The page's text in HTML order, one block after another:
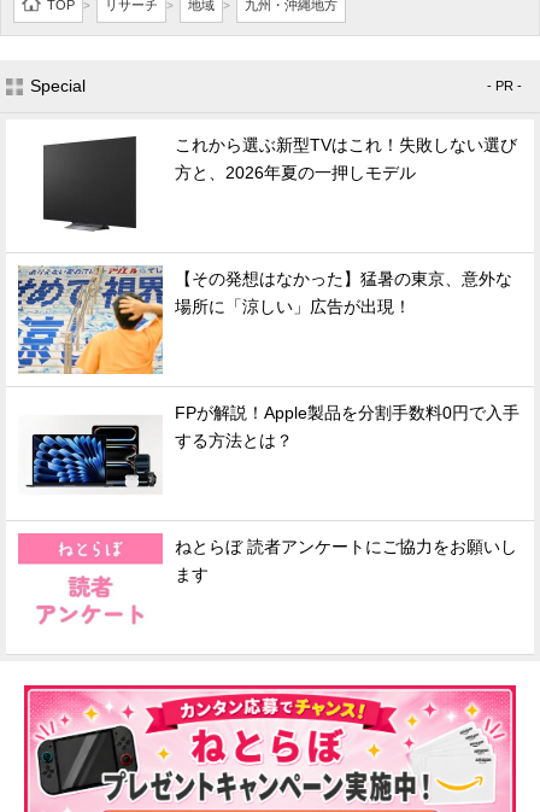
TOP > リサーチ > 地域 > 九州・沖縄地方
Special - PR -
これから選ぶ新型TVはこれ！失敗しない選び
方と、2026年夏の一押しモデル
【その発想はなかった】猛暑の東京、意外な
場所に「涼しい」広告が出現！
FPが解説！Apple製品を分割手数料0円で入手
する方法とは？
ねとらぼ 読者アンケートにご協力をお願いし
ます